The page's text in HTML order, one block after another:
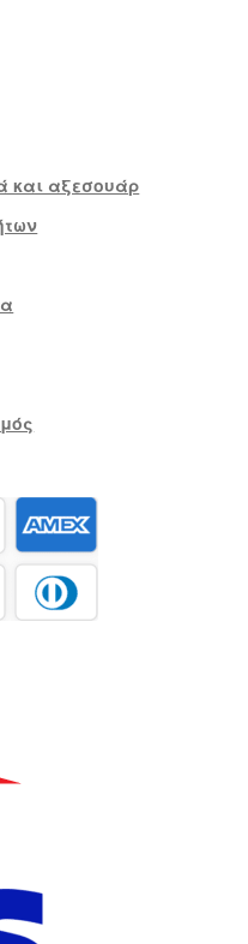
και αξεσουάρ